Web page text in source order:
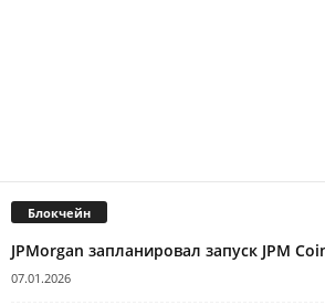
Блокчейн
JPMorgan запланировал запуск JPM
07.01.2026